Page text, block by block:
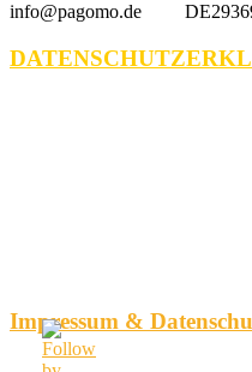
info@pagomo.de
Impressum &